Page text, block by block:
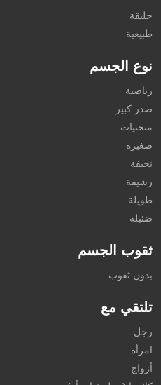
حليقة
طبيعية
نوع الجسم
رياضية
صدر كبير
منحنيات
صغيرة
نحيفة
رشيقة
طويلة
ضئيلة
ثقوب الجسم
بدون ثقوب
تلتقي مع
رجل
امرأة
أزواج